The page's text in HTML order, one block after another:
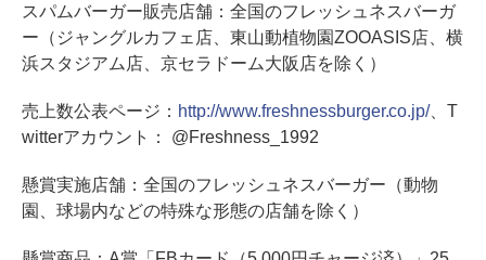
スパムバーガー販売店舗：全国のフレッシュネスバーガ
ー（ジャングルカフェ店、東山動植物園ZOOASIS店、横
浜スタジアム店、京セラドーム大阪店を除く）
売上数公表ページ： http://www.freshnessburger.co.jp/、T
witterアカウント： @Freshness_1992
懸賞実施店舗：全国のフレッシュネスバーガー（動物
園、球場内などの特殊な形態の店舗を除く）